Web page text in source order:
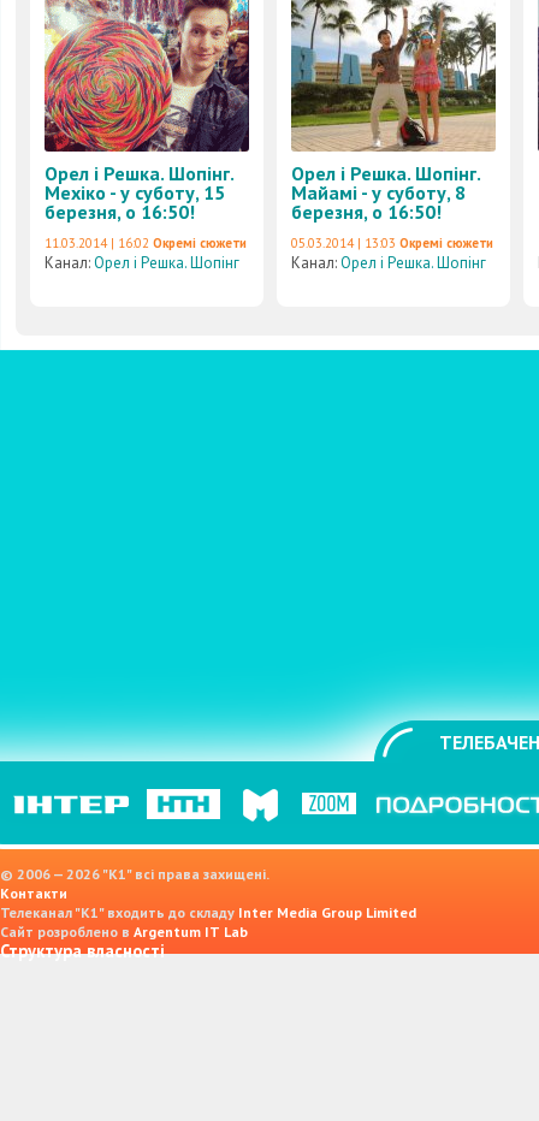
Орел і Решка. Шопінг.
Мехіко - у суботу, 15
березня, о 16:50!
11.03.2014 | 16:02 Окремі сюжети
Канал:Орел і Решка. Шопінг
Орел і Решка. Шопінг.
Майамі - у суботу, 8
березня, о 16:50!
05.03.2014 | 13:03 Окремі сюжети
Канал:Орел і Решка. Шопінг
© 2006 — 2026 "K1" всі права захищені.
Контакти
Телеканал "К1" входить до складу Inter Media Group Limited
Сайт розроблено в Argentum IT Lab
Структура власності